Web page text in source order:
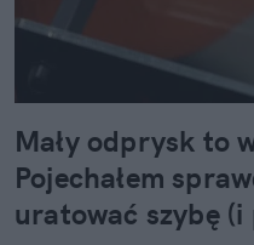
Mały odprysk to
Pojechałem
uratować szybę